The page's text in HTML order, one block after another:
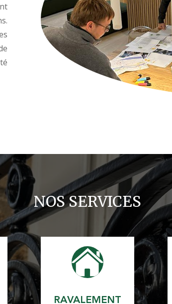
NOS SERVICES
RAVALEMENT